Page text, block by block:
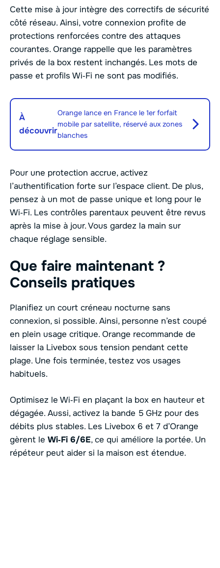
Cette mise à jour intègre des correctifs de sécurité
côté réseau. Ainsi, votre connexion profite de
protections renforcées contre des attaques
courantes. Orange rappelle que les paramètres
privés de la box restent inchangés. Les mots de
passe et profils Wi‑Fi ne sont pas modifiés.
À
découvrir
Orange lance en France le 1er forfait
mobile par satellite, réservé aux zones
blanches
Pour une protection accrue, activez
l’authentification forte sur l’espace client. De plus,
pensez à un mot de passe unique et long pour le
Wi‑Fi. Les contrôles parentaux peuvent être revus
après la mise à jour. Vous gardez la main sur
chaque réglage sensible.
Que faire maintenant ?
Conseils pratiques
Planifiez un court créneau nocturne sans
connexion, si possible. Ainsi, personne n’est coupé
en plein usage critique. Orange recommande de
laisser la Livebox sous tension pendant cette
plage. Une fois terminée, testez vos usages
habituels.
Optimisez le Wi‑Fi en plaçant la box en hauteur et
dégagée. Aussi, activez la bande 5 GHz pour des
débits plus stables. Les Livebox 6 et 7 d’Orange
gèrent le Wi‑Fi 6/6E, ce qui améliore la portée. Un
répéteur peut aider si la maison est étendue.